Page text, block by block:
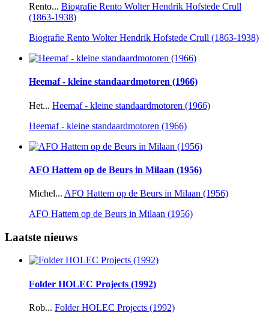
Rento... Biografie Rento Wolter Hendrik Hofstede Crull
(1863-1938)
Biografie Rento Wolter Hendrik Hofstede Crull (1863-1938)
Heemaf - kleine standaardmotoren (1966)
Het... Heemaf - kleine standaardmotoren (1966)
Heemaf - kleine standaardmotoren (1966)
AFO Hattem op de Beurs in Milaan (1956)
Michel... AFO Hattem op de Beurs in Milaan (1956)
AFO Hattem op de Beurs in Milaan (1956)
Laatste nieuws
Folder HOLEC Projects (1992)
Rob... Folder HOLEC Projects (1992)